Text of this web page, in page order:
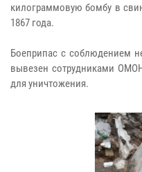
килограммовую бомбу в
1867 года.
Боеприпас с соблюдением
вывезен сотрудниками
для уничтожения.